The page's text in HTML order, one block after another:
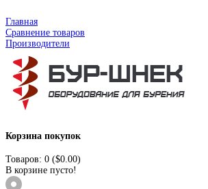
Главная
Сравнение товаров
Производители
Корзина покупок
Товаров: 0 ($0.00)
В корзине пусто!